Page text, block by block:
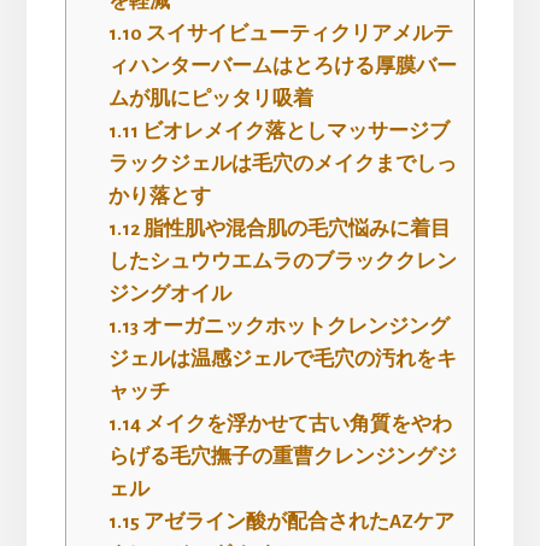
1.10 スイサイビューティクリアメルテ
ィハンターバームはとろける厚膜バー
ムが肌にピッタリ吸着
1.11 ビオレメイク落としマッサージブ
ラックジェルは毛穴のメイクまでしっ
かり落とす
1.12 脂性肌や混合肌の毛穴悩みに着目
したシュウウエムラのブラッククレン
ジングオイル
1.13 オーガニックホットクレンジング
ジェルは温感ジェルで毛穴の汚れをキ
ャッチ
1.14 メイクを浮かせて古い角質をやわ
らげる毛穴撫子の重曹クレンジングジ
ェル
1.15 アゼライン酸が配合されたAZケア